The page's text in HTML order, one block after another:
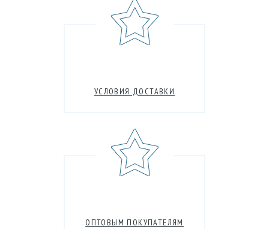
УСЛОВИЯ ДОСТАВКИ
ОПТОВЫМ ПОКУПАТЕЛЯМ